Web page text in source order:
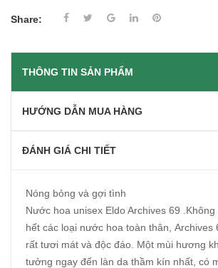
Share:
THÔNG TIN SẢN PHẨM
HƯỚNG DẪN MUA HÀNG
ĐÁNH GIÁ CHI TIẾT
Nóng bỏng và gợi tình
Nước hoa unisex Eldo Archives 69
hết các loại nước hoa toàn thân, Archives
rất tươi mát và độc đáo. Một mùi hương
tưởng ngay đến làn da thầm kín nhất, có